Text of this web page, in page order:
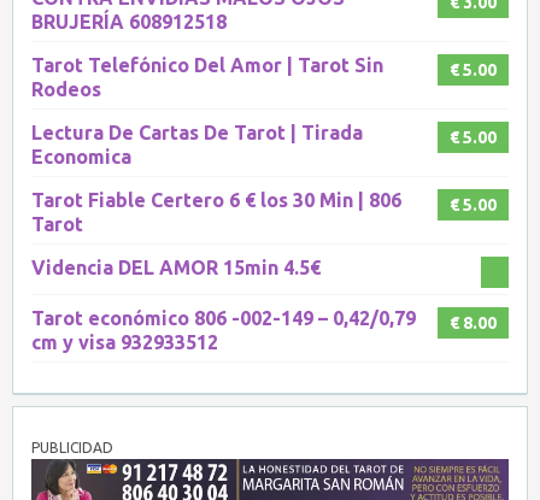
BRUJERÍA 608912518
€ 5.00
Tarot Telefónico Del Amor | Tarot Sin
Rodeos
€ 5.00
Lectura De Cartas De Tarot | Tirada
Economica
€ 5.00
Tarot Fiable Certero 6 € los 30 Min | 806
Tarot
Videncia DEL AMOR 15min 4.5€
€ 8.00
Tarot económico 806 -002-149 – 0,42/0,79
cm y visa 932933512
PUBLICIDAD